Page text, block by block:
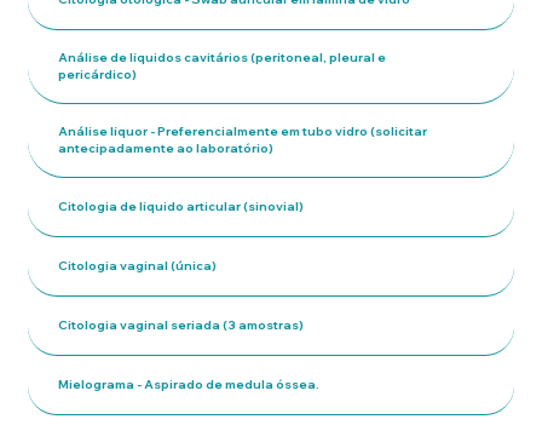
Análise de líquidos cavitários (peritoneal, pleural e
pericárdico)
Análise líquor - Preferencialmente em tubo vidro (solicitar
antecipadamente ao laboratório)
Citologia de líquido articular (sinovial)
Citologia vaginal (única)
Citologia vaginal seriada (3 amostras)
Mielograma - Aspirado de medula óssea.